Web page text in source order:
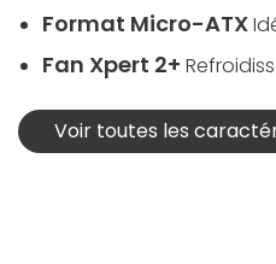
Format Micro-ATX
Fan Xpert 2+
Voir toutes les